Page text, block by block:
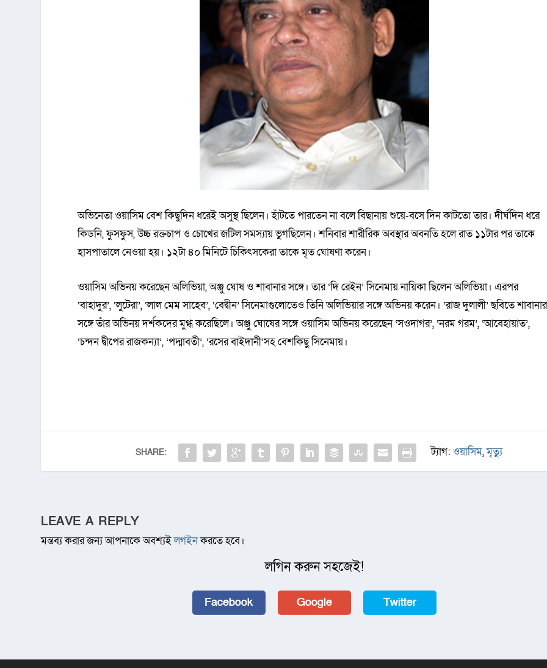
অভিনেতা ওয়াসিম বেশ কিছুদিন ধরেই অসুস্থ ছিলেন। হাঁটতে পারতেন না বলে বিছানায় শুয়ে-বসে দিন কাটতো তার। দীর্ঘদিন ধরে
কিডনি, ফুসফুস, উচ্চ রক্তচাপ ও চোখের জটিল সমস্যায় ভুগছিলেন। শনিবার শারীরিক অবস্থার অবনতি হলে রাত ১১টার পর তাকে
হাসপাতালে নেওয়া হয়। ১২টা ৪০ মিনিটে চিকিৎসকেরা তাকে মৃত ঘোষণা করেন।
ওয়াসিম অভিনয় করেছেন অলিভিয়া, অঞ্জু ঘোষ ও শাবানার সঙ্গে। তার ‘দি রেইন’ সিনেমায় নায়িকা ছিলেন অলিভিয়া। এরপর
‘বাহাদুর’, ‘লুটেরা’, ‘লাল মেম সাহেব’, ‘বেদ্বীন’ সিনেমাগুলোতেও তিনি অলিভিয়ার সঙ্গে অভিনয় করেন। ‘রাজ দুলালী’ ছবিতে শাবানার
সঙ্গে তাঁর অভিনয় দর্শকদের মুগ্ধ করেছিলে। অঞ্জু ঘোষের সঙ্গে ওয়াসিম অভিনয় করেছেন ‘সওদাগর’, ‘নরম গরম’, ‘আবেহায়াত’,
‘চন্দন দ্বীপের রাজকন্যা’, ‘পদ্মাবতী’, ‘রসের বাইদানী’সহ বেশকিছু সিনেমায়।
SHARE: ট্যাগ: ওয়াসিম,মৃত্যু
LEAVE A REPLY
মন্তব্য করার জন্য আপনাকে অবশ্যইলগইনকরতে হবে।
লগিন করুন সহজেই!
Facebook Google Twitter